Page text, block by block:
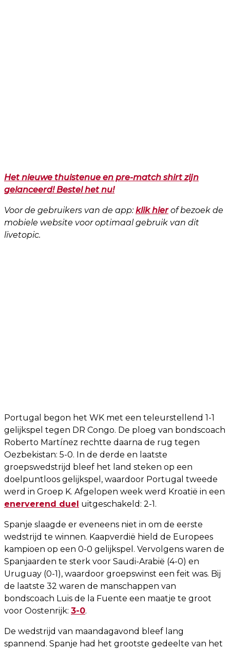
Het nieuwe thuistenue en pre-match shirt zijn
gelanceerd! Bestel het nu!
Voor de gebruikers van de app:klik hierof bezoek de
mobiele website voor optimaal gebruik van dit
livetopic.
Portugal begon het WK met een teleurstellend 1-1
gelijkspel tegen DR Congo. De ploeg van bondscoach
Roberto Martínez rechtte daarna de rug tegen
Oezbekistan: 5-0. In de derde en laatste
groepswedstrijd bleef het land steken op een
doelpuntloos gelijkspel, waardoor Portugal tweede
werd in Groep K. Afgelopen week werd Kroatië in een
enerverend duel uitgeschakeld: 2-1.
Spanje slaagde er eveneens niet in om de eerste
wedstrijd te winnen. Kaapverdië hield de Europees
kampioen op een 0-0 gelijkspel. Vervolgens waren de
Spanjaarden te sterk voor Saudi-Arabië (4-0) en
Uruguay (0-1), waardoor groepswinst een feit was. Bij
de laatste 32 waren de manschappen van
bondscoach Luis de la Fuente een maatje te groot
voor Oostenrijk: 3-0.
De wedstrijd van maandagavond bleef lang
spannend. Spanje had het grootste gedeelte van het